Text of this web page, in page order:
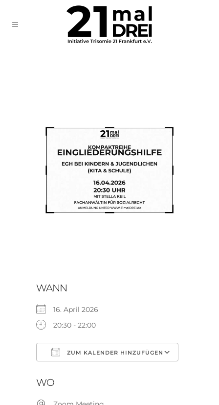
WANN
16. April 2026
20:30 - 22:00
ZUM KALENDER HINZUFÜGEN
WO